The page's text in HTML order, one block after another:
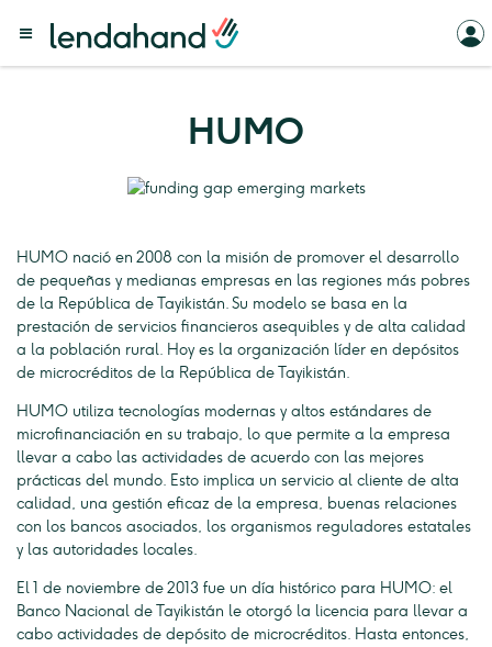
HUMO
HUMO nació en 2008 con la misión de promover el desarrollo
de pequeñas y medianas empresas en las regiones más pobres
de la República de Tayikistán. Su modelo se basa en la
prestación de servicios financieros asequibles y de alta calidad
a la población rural. Hoy es la organización líder en depósitos
de microcréditos de la República de Tayikistán.
HUMO utiliza tecnologías modernas y altos estándares de
microfinanciación en su trabajo, lo que permite a la empresa
llevar a cabo las actividades de acuerdo con las mejores
prácticas del mundo. Esto implica un servicio al cliente de alta
calidad, una gestión eficaz de la empresa, buenas relaciones
con los bancos asociados, los organismos reguladores estatales
y las autoridades locales.
El 1 de noviembre de 2013 fue un día histórico para HUMO: el
Banco Nacional de Tayikistán le otorgó la licencia para llevar a
cabo actividades de depósito de microcréditos. Hasta entonces,